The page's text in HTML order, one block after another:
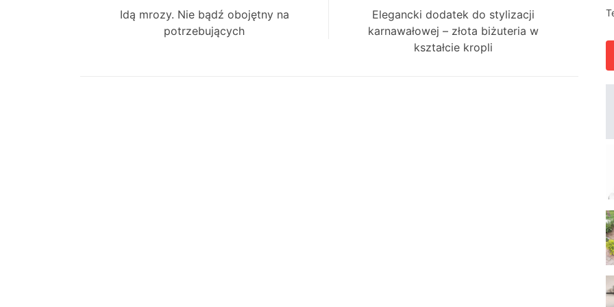
wpisy
Previous
Idą mrozy. Nie bądź obojętny na
potrzebujących
Next
post:
Elegancki dodatek do stylizacji
karnawałowej – złota biżuteria w
kształcie kropli